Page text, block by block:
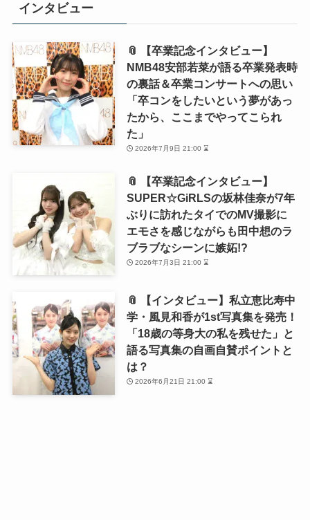
インタビュー
📎 【卒業記念インタビュー】
NMB48安部若菜が語る卒業発表時
の裏話＆卒業コンサートへの思い
「卒コンをしたいという夢があっ
たから、ここまでやってこられ
た」
2026年7月9日 21:00 ⌛
📎 【卒業記念インタビュー】
SUPER☆GiRLSの坂林佳奈が7年
ぶりに訪れたタイでのMV撮影に
エモさを感じながらも田中想のラ
ブラブなシーンに嫉妬!?
2026年7月3日 21:00 ⌛
📎 【インタビュー】私立恵比寿中
学・風見和香が1st写真集を発売！
「18歳の等身大の私を残せた」と
語る写真集の自画自賛ポイントと
は？
2026年6月21日 21:00 ⌛